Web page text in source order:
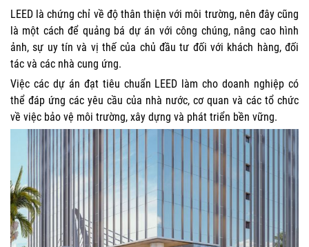
LEED là chứng chỉ về độ thân thiện với môi trường, nên đây cũng
là một cách để quảng bá dự án với công chúng, nâng cao hình
ảnh, sự uy tín và vị thế của chủ đầu tư đối với khách hàng, đối
tác và các nhà cung ứng.
Việc các dự án đạt tiêu chuẩn LEED làm cho doanh nghiệp có
thể đáp ứng các yêu cầu của nhà nước, cơ quan và các tổ chức
về việc bảo vệ môi trường, xây dựng và phát triển bền vững.